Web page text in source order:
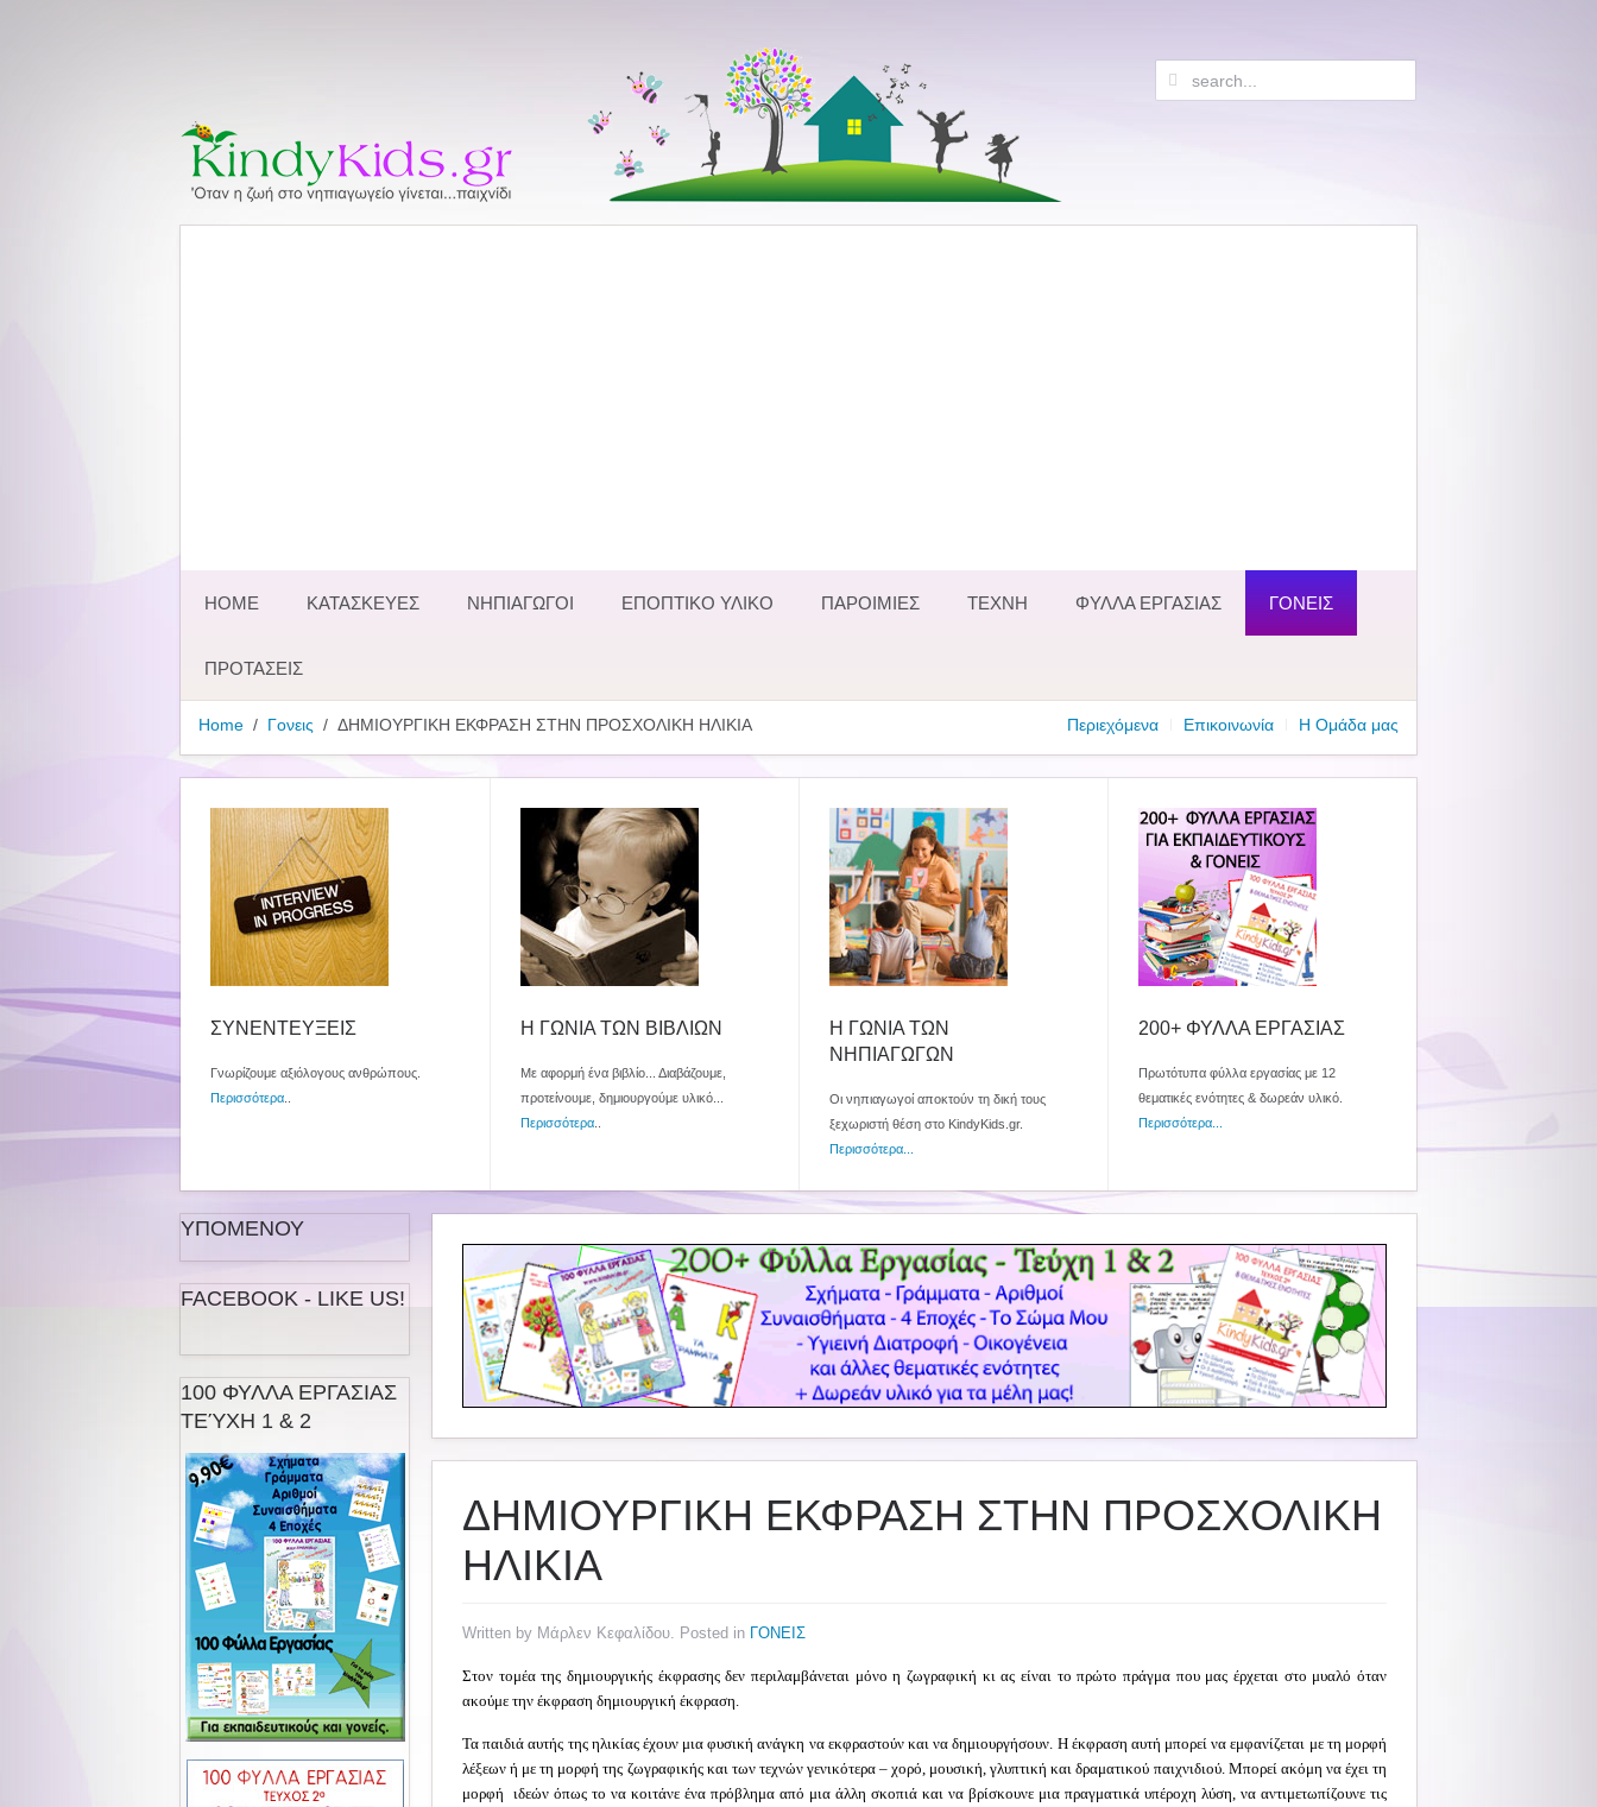
HOME ΚΑΤΑΣΚΕΥΕΣ ΝΗΠΙΑΓΩΓΟΙ ΕΠΟΠΤΙΚΟ ΥΛΙΚΟ ΠΑΡΟΙΜΙΕΣ ΤΕΧΝΗ ΦΥΛΛΑ ΕΡΓΑΣΙΑΣ ΓΟΝΕΙΣ
ΠΡΟΤΑΣΕΙΣ
Home Γονεις ΔΗΜΙΟΥΡΓΙΚΗ ΕΚΦΡΑΣΗ ΣΤΗΝ ΠΡΟΣΧΟΛΙΚΗ ΗΛΙΚΙΑ Περιεχόμενα Επικοινωνία Η Ομάδα μας
ΣΥΝΕΝΤΕΥΞΕΙΣ
Γνωρίζουμε αξιόλογους ανθρώπους.
Περισσότερα
Η ΓΩΝΙΑ ΤΩΝ ΒΙΒΛΙΩΝ
Με αφορμή ένα βιβλίο... Διαβάζουμε,
προτείνουμε, δημιουργούμε υλικό...
Περισσότερα
Η ΓΩΝΙΑ ΤΩΝ
ΝΗΠΙΑΓΩΓΩΝ
Οι νηπιαγωγοί αποκτούν τη δική τους
ξεχωριστή θέση στο KindyKids.gr.
Περισσότερα...
200+ ΦΥΛΛΑ ΕΡΓΑΣΙΑΣ
Πρωτότυπα φύλλα εργασίας με 12
θεματικές ενότητες & δωρεάν υλικό.
Περισσότερα...
ΔΗΜΙΟΥΡΓΙΚΗ ΕΚΦΡΑΣΗ ΣΤΗΝ ΠΡΟΣΧΟΛΙΚΗ
ΗΛΙΚΙΑ
Written by Μάρλεν Κεφαλίδου. Posted in ΓΟΝΕΙΣ
Στον τομέα της δημιουργικής έκφρασης δεν περιλαμβάνεται μόνο η ζωγραφική κι ας είναι το πρώτο πράγμα που μας έρχεται στο μυαλό όταν
ακούμε την έκφραση δημιουργική έκφραση.
Τα παιδιά αυτής της ηλικίας έχουν μια φυσική ανάγκη να εκφραστούν και να δημιουργήσουν. Η έκφραση αυτή μπορεί να εμφανίζεται με τη μορφή
λέξεων ή με τη μορφή της ζωγραφικής και των τεχνών γενικότερα – χορό, μουσική, γλυπτική και δραματικού παιχνιδιού. Μπορεί ακόμη να έχει τη
μορφή ιδεών όπως το να κοιτάνε ένα πρόβλημα από μια άλλη σκοπιά και να βρίσκουνε μια πραγματικά υπέροχη λύση, να αντιμετωπίζουνε τις
ΥΠΟΜΕΝΟΥ
FACEBOOK - LIKE US!
100 ΦΥΛΛΑ ΕΡΓΑΣΙΑΣ
ΤΕΎΧΗ 1 & 2